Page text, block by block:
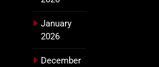
January
2026
December